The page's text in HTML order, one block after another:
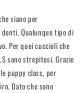
siano per
Qualunque tipo di
Per quei cuccioli che
sono strepitosi. Grazie
puppy class, per
Dato che sono